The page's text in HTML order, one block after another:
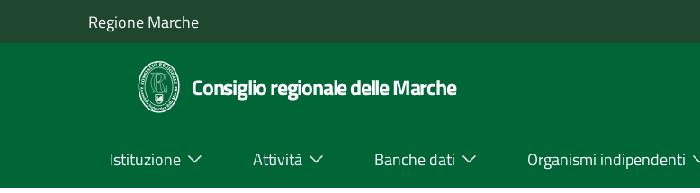
Regione Marche
Consiglio regionale delle Marche
Istituzione Attività Banche dati Organismi indipendenti